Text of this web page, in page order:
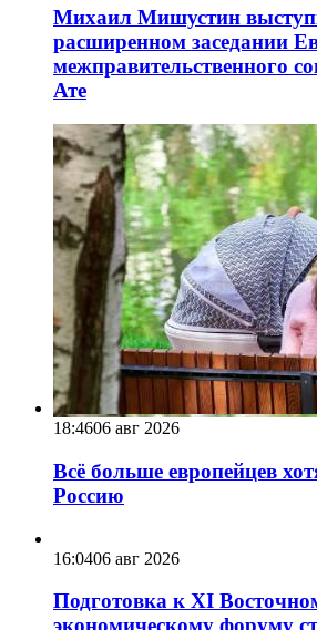
Михаил Мишустин
расширенном заседании
межправительственного
Ате
18:4606 авг 2026
Всё больше европейцев
Россию
16:0406 авг 2026
Подготовка к XI
экономическому форуму